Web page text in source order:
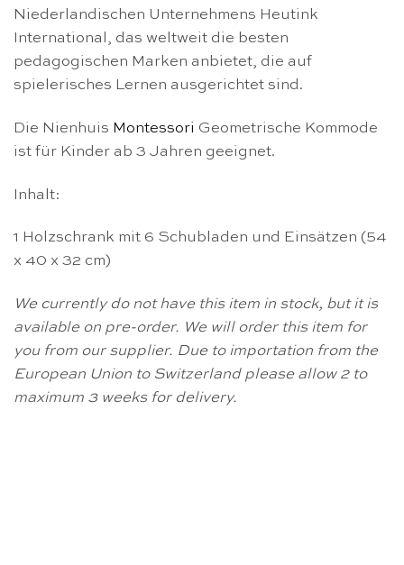
Niederlandischen Unternehmens Heutink
International, das weltweit die besten
pedagogischen Marken anbietet, die auf
spielerisches Lernen ausgerichtet sind.
Die Nienhuis Montessori Geometrische Kommode
ist für Kinder ab 3 Jahren geeignet.
Inhalt:
1 Holzschrank mit 6 Schubladen und Einsätzen (54
x 40 x 32 cm)
We currently do not have this item in stock, but it is
available on pre-order. We will order this item for
you from our supplier. Due to importation from the
European Union to Switzerland please allow 2 to
maximum 3 weeks for delivery.